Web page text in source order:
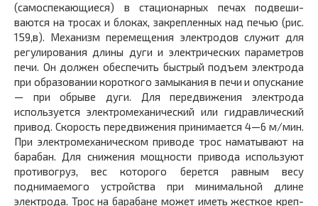
(самоспекающиеся) в стационарных печах подвеши­
ваются на тросах и блоках, закрепленных над печью (рис.
159,в). Механизм перемещения электродов служит для
регулирования длины дуги и электрических пара­метров
печи. Он должен обеспечить быстрый подъем электрода
при образовании короткого замыкания в печи и опускание
— при обрыве дуги. Для передвижения элек­трода
используется электромеханический или гидравли­ческий
привод. Скорость передвижения принимается 4—6 м/мин.
При электромеханическом приводе трос на­матывают на
барабан. Для снижения мощности привода используют
противогруз, вес которого берется равным весу
поднимаемого устройства при минимальной длине
электрода. Трос на барабане может иметь жесткое креп­